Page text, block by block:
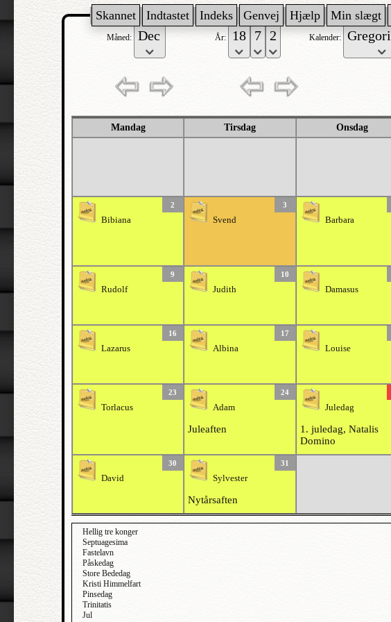
Skannet Indtastet Indeks Genvej Hjælp Min slægt
Måned: År: Kalender:
Mandag Tirsdag Onsdag
2
Bibiana
3
Svend Barbara
9
Rudolf
10
Judith Damasus
16
Lazarus
17
Albina Louise
23
Torlacus
24
Adam
Juleaften
Juledag
1. juledag, Natalis
Domino
30
David
31
Sylvester
Nytårsaften
Hellig tre konger
Septuagesima
Fastelavn
Påskedag
Store Bededag
Kristi Himmelfart
Pinsedag
Trinitatis
Jul